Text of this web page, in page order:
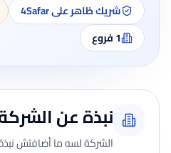
شريك ظاهر على 4Safar
1فروع
نبذة عن
الشركة لسه ما أضافتش